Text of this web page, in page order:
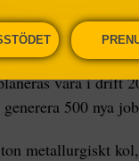
vara i drift
500 nya
metallurgiskt